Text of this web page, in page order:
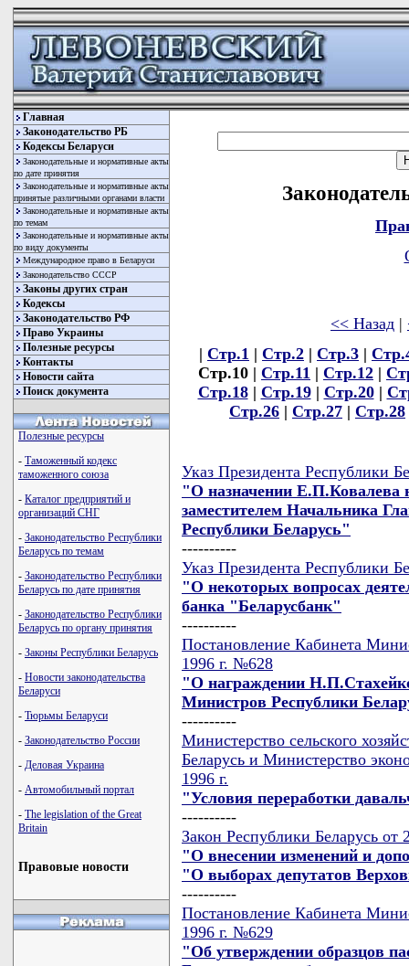
Главная
Законодательство РБ
Кодексы Беларуси
Законодательные и нормативные акты
по дате принятия
Законодательные и нормативные акты
принятые различными органами власти
Законодательные и нормативные акты
по темам
Законодательные и нормативные акты
по виду документы
Международное право в Беларуси
Законодательство СССР
Законы других стран
Кодексы
Законодательство РФ
Право Украины
Полезные ресурсы
Контакты
Новости сайта
Поиск документа
Полезные ресурсы
- Таможенный кодекс
таможенного союза
- Каталог предприятий и
организаций СНГ
- Законодательство Республики
Беларусь по темам
- Законодательство Республики
Беларусь по дате принятия
- Законодательство Республики
Беларусь по органу принятия
- Законы Республики Беларусь
- Новости законодательства
Беларуси
- Тюрьмы Беларуси
- Законодательство России
- Деловая Украина
- Автомобильный портал
- The legislation of the Great
Britain
Правовые новости
<< Назад |
| Стр.1 | Стр.2 | Стр.3 |
Стр.10 | Стр.11 | Стр.12 |
Стр.18| Стр.19| Стр.20|
Стр.26 | Стр.27 | Стр.28
Указ Президента Республики
"О назначении
заместителем Начальника
Республики Беларусь"
----------
Указ Президента Республики
"О некоторых вопросах
банка "Беларусбанк"
----------
Постановление Кабинета
1996 г. №628
"О награждении
Министров Республики
----------
Министерство сельского
Беларусь и Министерство
1996 г.
"Условия переработки
----------
Закон Республики Беларусь
"О внесении изменений и
"О выборах депутатов
----------
Постановление Кабинета
1996 г. №629
"Об утверждении образцов